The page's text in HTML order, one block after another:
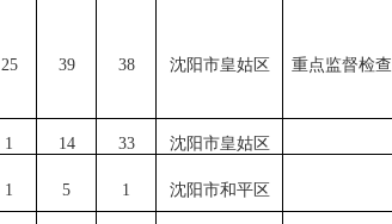
25 39 38 沈阳市皇姑区 重点监督检查
1 14 33 沈阳市皇姑区
1 5 1 沈阳市和平区